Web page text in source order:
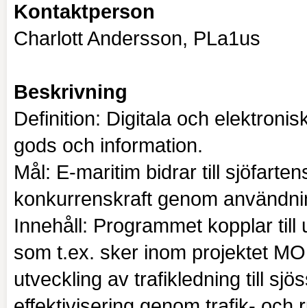
Kontaktperson
Charlott Andersson, PLa1us
Beskrivning
Definition: Digitala och
gods och information.
Mål: E-maritim bidrar till
konkurrenskraft genom
Innehåll: Programmet kopplar
som t.ex. sker inom projektet
utveckling av trafikledning till